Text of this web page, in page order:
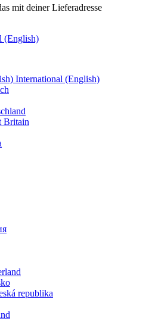
mit deiner Lieferadresse
(English)
International (English)
Britain
republika